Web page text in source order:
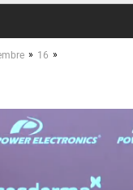
» 16 »